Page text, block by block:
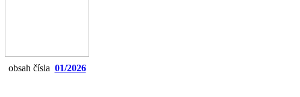
obsah čísla 01/2026